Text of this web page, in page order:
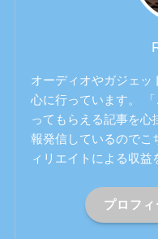
オーディオやガジェッ
心に行っています。
ってもらえる記事を心
報発信しているので
ィリエイトによる収益
プロフ